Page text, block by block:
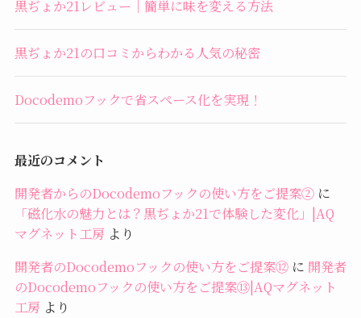
黒ぢょか21レビュー｜簡単に味を変える方法
黒ぢょか21の口コミからわかる人気の秘密
Docodemoフックで省スペース化を実現！
最近のコメント
開発者からのDocodemoフックの使い方をご提案②に
「磁化水の魅力とは？黒ぢょか21で体験した変化」|AQ
マグネット工房 より
開発者のDocodemoフックの使い方をご提案⑫に 開発者
のDocodemoフックの使い方をご提案⑬|AQマグネット
工房 より